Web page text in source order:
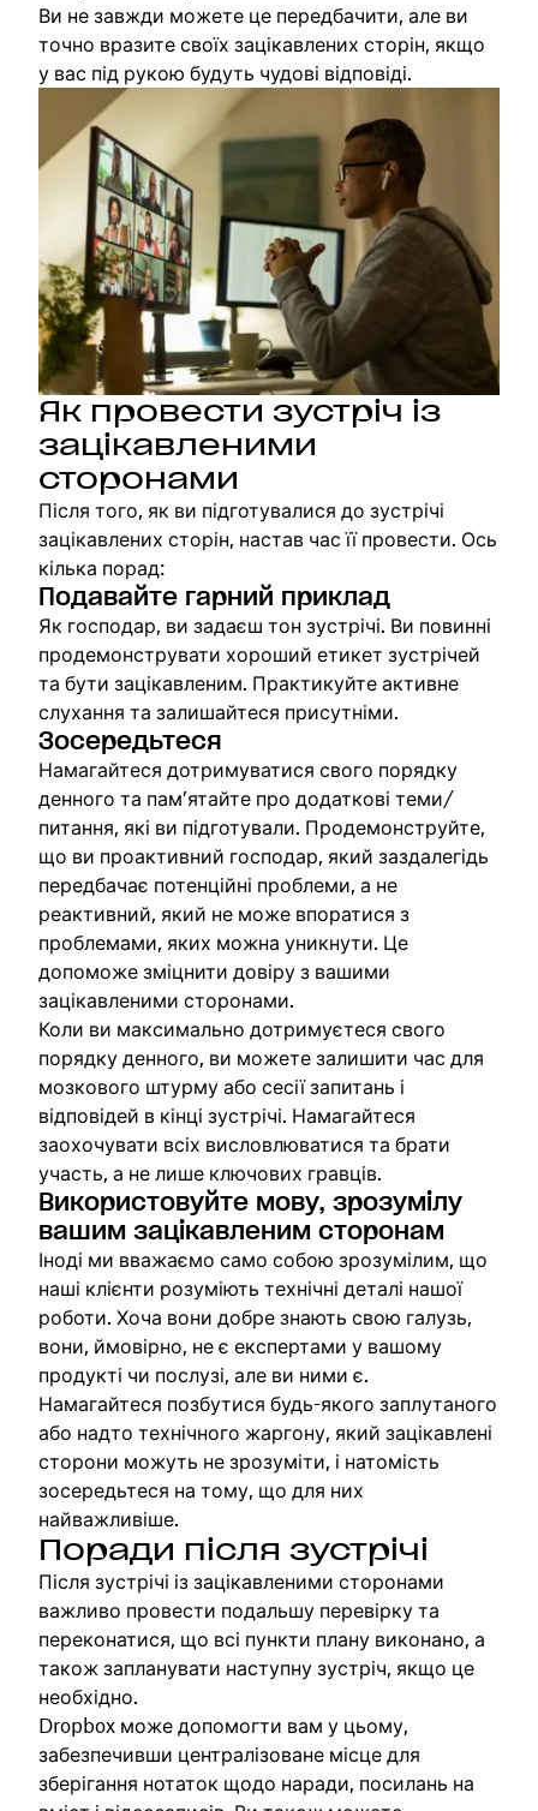
Ви не завжди можете це передбачити, але ви
точно вразите своїх зацікавлених сторін, якщо
у вас під рукою будуть чудові відповіді.
Як провести зустріч із
зацікавленими
сторонами
Після того, як ви підготувалися до зустрічі
зацікавлених сторін, настав час її провести. Ось
кілька порад:
Подавайте гарний приклад
Як господар, ви задаєш тон зустрічі. Ви повинні
продемонструвати хороший етикет зустрічей
та бути зацікавленим. Практикуйте активне
слухання та залишайтеся присутніми.
Зосередьтеся
Намагайтеся дотримуватися свого порядку
денного та пам’ятайте про додаткові теми/
питання, які ви підготували. Продемонструйте,
що ви проактивний господар, який заздалегідь
передбачає потенційні проблеми, а не
реактивний, який не може впоратися з
проблемами, яких можна уникнути. Це
допоможе зміцнити довіру з вашими
зацікавленими сторонами.
Коли ви максимально дотримуєтеся свого
порядку денного, ви можете залишити час для
мозкового штурму або сесії запитань і
відповідей в кінці зустрічі. Намагайтеся
заохочувати всіх висловлюватися та брати
участь, а не лише ключових гравців.
Використовуйте мову, зрозумілу
вашим зацікавленим сторонам
Іноді ми вважаємо само собою зрозумілим, що
наші клієнти розуміють технічні деталі нашої
роботи. Хоча вони добре знають свою галузь,
вони, ймовірно, не є експертами у вашому
продукті чи послузі, але ви ними є.
Намагайтеся позбутися будь-якого заплутаного
або надто технічного жаргону, який зацікавлені
сторони можуть не зрозуміти, і натомість
зосередьтеся на тому, що для них
найважливіше.
Поради після зустрічі
Після зустрічі із зацікавленими сторонами
важливо провести подальшу перевірку та
переконатися, що всі пункти плану виконано, а
також запланувати наступну зустріч, якщо це
необхідно.
Dropbox може допомогти вам у цьому,
забезпечивши централізоване місце для
зберігання нотаток щодо наради, посилань на